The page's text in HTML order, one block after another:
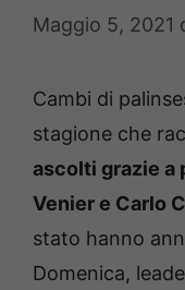
Maggio 5, 2021
Cambi di
stagione che
ascolti grazie a
Venier e Carlo
stato hanno
Domenica,